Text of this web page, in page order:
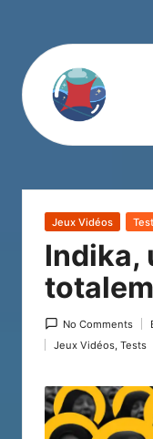
Posted
Jeux Vidéos
Indika,
No Comments
Posted
Jeux Vidéos, Tests